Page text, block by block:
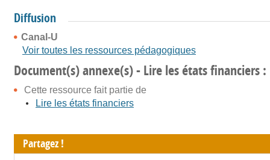
Diffusion
Canal-U
Voir toutes les ressources pédagogiques
Document(s) annexe(s) - Lire les états financiers
Cette ressource fait partie de
Lire les états financiers
Partagez !